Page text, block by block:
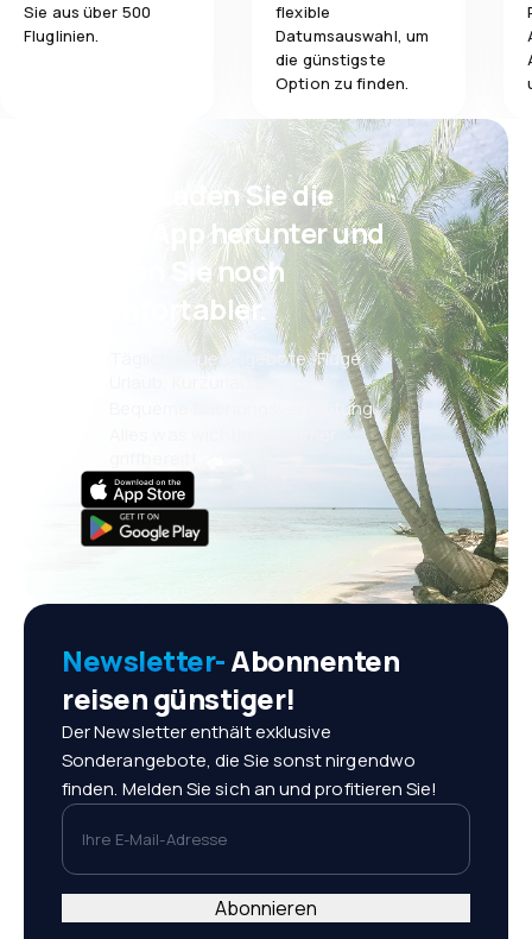
Sie aus über 500
Fluglinien.
flexible
Datumsauswahl, um
die günstigste
Option zu finden.
Psst! Laden Sie die
eSky App herunter und
reisen Sie noch
komfortabler.
Täglich neue Angebote: Flüge,
Bequeme Buchungsverwaltung
Newsletter-Abonnenten
reisen günstiger!
Der Newsletter enthält exklusive
Sonderangebote, die Sie sonst nirgendwo
finden. Melden Sie sich an und profitieren Sie!
Ihre E-Mail-Adresse
Abonnieren